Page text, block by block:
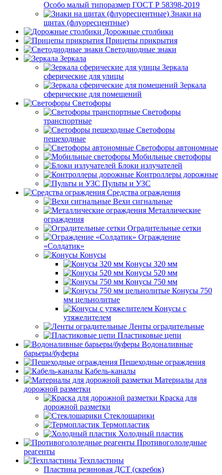
Особо малый типоразмер ГОСТ Р 58398-2019
Знаки на
щитах (флуоресцентные)
Дорожные столбики
Прицепы прикрытия
Светодиодные знаки
Зеркала
Зеркала
сферические для улицы
Зеркала
сферические для помещений
Светофоры
Светофоры
транспортные
Светофоры
пешеходные
Светофоры автономные
Мобильные светофоры
Блоки излучателей
Контроллеры дорожные
Пульты и УЗС
Средства ограждения
Вехи сигнальные
Металлические
ограждения
Оградительные сетки
Ограждение
«Солдатик»
Конусы
Конусы 320 мм
Конусы 520 мм
Конусы 750 мм
Конусы 750
мм цельнолитые
Конусы с
утяжелителем
Ленты оградительные
Пластиковые цепи
Водоналивные
барьеры/буферы
Пешеходные ограждения
Кабель-каналы
Материалы для
дорожной разметки
Краска для
дорожной разметки
Стеклошарики
Термопластик
Холодный пластик
Противогололедные
реагенты
Техпластины
Пластина резиновая ДСТ (скребок)